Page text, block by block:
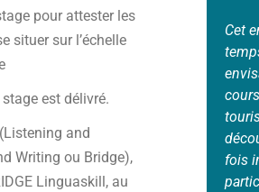
pour attester les
situer sur l’échelle
est délivré.
and
Writing ou Bridge),
Linguaskill, au
Cet
fois